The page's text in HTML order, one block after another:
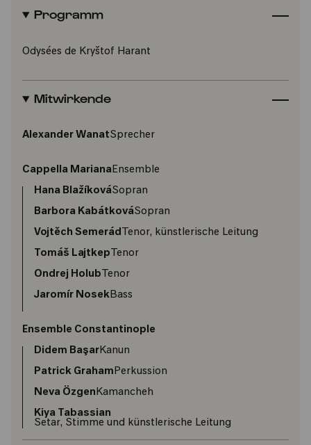
Programm
Odysées de Kryštof Harant
Mitwirkende
Alexander WanatSprecher
Cappella MarianaEnsemble
Hana BlažíkováSopran
Barbora KabátkováSopran
Vojtěch Semerád Tenor, künstlerische Leitung
Tomáš Lajtkep Tenor
Ondrej Holub Tenor
Jaromír NosekBass
Ensemble Constantinople
Didem BaşarKanun
Patrick GrahamPerkussion
Neva ÖzgenKamancheh
Kiya Tabassian
Setar, Stimme und künstlerische Leitung